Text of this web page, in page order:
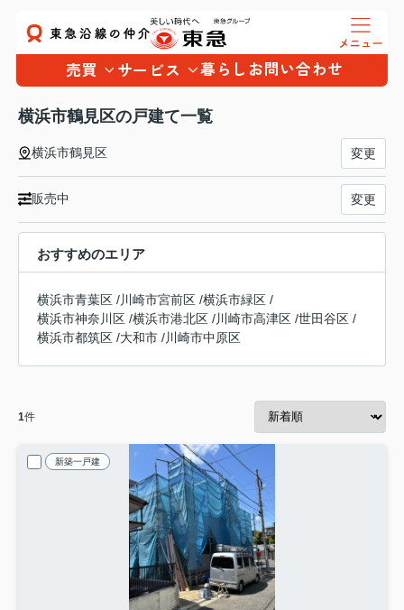
売買 サービス 暮らし お問い合わせ
横浜市鶴見区の戸建て一覧
横浜市鶴見区 変更
販売中 変更
おすすめのエリア
横浜市青葉区 /川崎市宮前区 /横浜市緑区 /
横浜市神奈川区 /横浜市港北区 /川崎市高津区 /世田谷区 /
横浜市都筑区 /大和市 /川崎市中原区
1件
新築一戸建